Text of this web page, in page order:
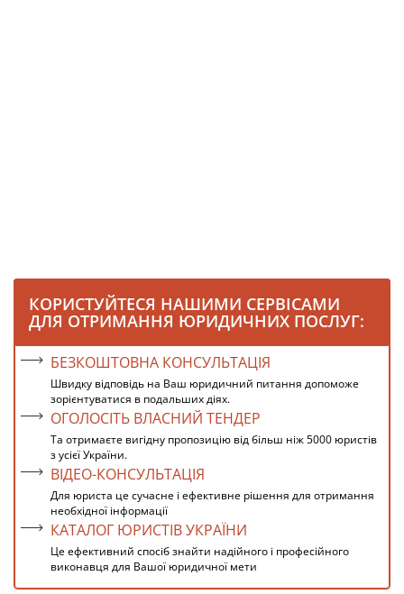
КОРИСТУЙТЕСЯ НАШИМИ СЕРВІСАМИ
ДЛЯ ОТРИМАННЯ ЮРИДИЧНИХ ПОСЛУГ:
БЕЗКОШТОВНА КОНСУЛЬТАЦІЯ
Швидку відповідь на Ваш юридичний питання допоможе
зорієнтуватися в подальших діях.
ОГОЛОСІТЬ ВЛАСНИЙ ТЕНДЕР
Та отримаєте вигідну пропозицію від більш ніж 5000 юристів
з усієї України.
ВІДЕО-КОНСУЛЬТАЦІЯ
Для юриста це сучасне і ефективне рішення для отримання
необхідної інформації
КАТАЛОГ ЮРИСТІВ УКРАЇНИ
Це ефективний спосіб знайти надійного і професійного
виконавця для Вашої юридичної мети